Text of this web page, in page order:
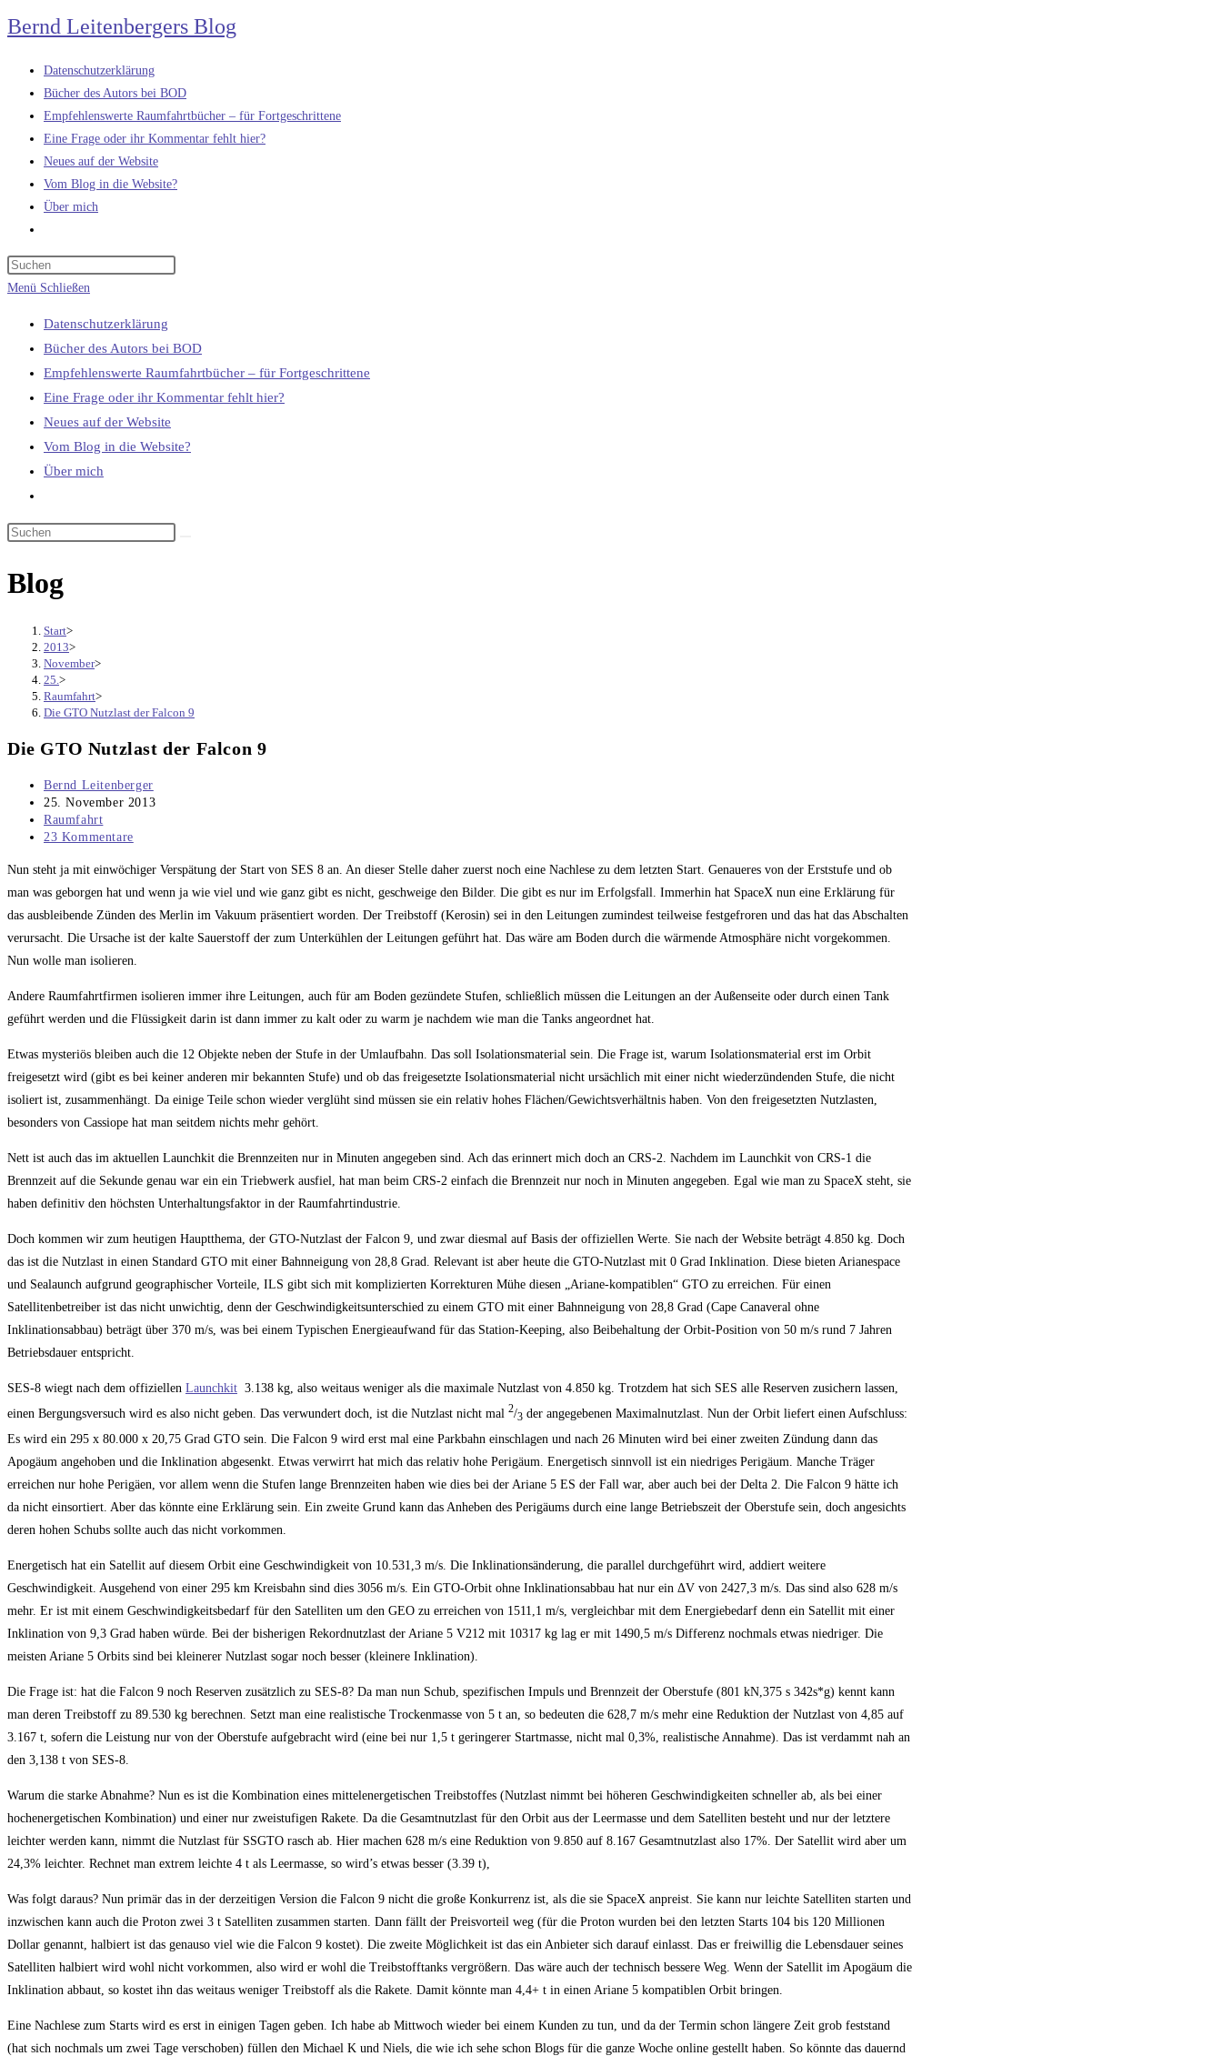
Zum
Inhalt
springen
Bernd Leitenbergers Blog
Datenschutzerklärung
Bücher des Autors bei BOD
Empfehlenswerte Raumfahrtbücher – für Fortgeschrittene
Eine Frage oder ihr Kommentar fehlt hier?
Neues auf der Website
Vom Blog in die Website?
Über mich
umschalten
Menü Schließen
Datenschutzerklärung
Bücher des Autors bei BOD
Empfehlenswerte Raumfahrtbücher – für Fortgeschrittene
Eine Frage oder ihr Kommentar fehlt hier?
Neues auf der Website
Vom Blog in die Website?
Über mich
umschalten
Blog
Start>
2013>
November>
25. >
Raumfahrt>
Die GTO Nutzlast der Falcon 9
Die GTO Nutzlast der Falcon 9
Beitrags-
Autor:
Bernd Leitenberger
Beitrag
veröffentlicht:
25. November 2013
Beitrags-
Kategorie:
Raumfahrt
Beitrags-
23 Kommentare
Nun steht ja mit einwöchiger Verspätung der Start von SES 8 an. An dieser Stelle daher zuerst noch eine Nachlese zu dem letzten Start. Genaueres von der Erststufe und ob
man was geborgen hat und wenn ja wie viel und wie ganz gibt es nicht, geschweige den Bilder. Die gibt es nur im Erfolgsfall. Immerhin hat SpaceX nun eine Erklärung für
das ausbleibende Zünden des Merlin im Vakuum präsentiert worden. Der Treibstoff (Kerosin) sei in den Leitungen zumindest teilweise festgefroren und das hat das Abschalten
verursacht. Die Ursache ist der kalte Sauerstoff der zum Unterkühlen der Leitungen geführt hat. Das wäre am Boden durch die wärmende Atmosphäre nicht vorgekommen.
Nun wolle man isolieren.
Andere Raumfahrtfirmen isolieren immer ihre Leitungen, auch für am Boden gezündete Stufen, schließlich müssen die Leitungen an der Außenseite oder durch einen Tank
geführt werden und die Flüssigkeit darin ist dann immer zu kalt oder zu warm je nachdem wie man die Tanks angeordnet hat.
Etwas mysteriös bleiben auch die 12 Objekte neben der Stufe in der Umlaufbahn. Das soll Isolationsmaterial sein. Die Frage ist, warum Isolationsmaterial erst im Orbit
freigesetzt wird (gibt es bei keiner anderen mir bekannten Stufe) und ob das freigesetzte Isolationsmaterial nicht ursächlich mit einer nicht wiederzündenden Stufe, die nicht
isoliert ist, zusammenhängt. Da einige Teile schon wieder verglüht sind müssen sie ein relativ hohes Flächen/Gewichtsverhältnis haben. Von den freigesetzten Nutzlasten,
besonders von Cassiope hat man seitdem nichts mehr gehört.
Nett ist auch das im aktuellen Launchkit die Brennzeiten nur in Minuten angegeben sind. Ach das erinnert mich doch an CRS-2. Nachdem im Launchkit von CRS-1 die
Brennzeit auf die Sekunde genau war ein ein Triebwerk ausfiel, hat man beim CRS-2 einfach die Brennzeit nur noch in Minuten angegeben. Egal wie man zu SpaceX steht, sie
haben definitiv den höchsten Unterhaltungsfaktor in der Raumfahrtindustrie.
Doch kommen wir zum heutigen Hauptthema, der GTO-Nutzlast der Falcon 9, und zwar diesmal auf Basis der offiziellen Werte. Sie nach der Website beträgt 4.850 kg. Doch
das ist die Nutzlast in einen Standard GTO mit einer Bahnneigung von 28,8 Grad. Relevant ist aber heute die GTO-Nutzlast mit 0 Grad Inklination. Diese bieten Arianespace
und Sealaunch aufgrund geographischer Vorteile, ILS gibt sich mit komplizierten Korrekturen Mühe diesen „Ariane-kompatiblen“ GTO zu erreichen. Für einen
Satellitenbetreiber ist das nicht unwichtig, denn der Geschwindigkeitsunterschied zu einem GTO mit einer Bahnneigung von 28,8 Grad (Cape Canaveral ohne
Inklinationsabbau) beträgt über 370 m/s, was bei einem Typischen Energieaufwand für das Station-Keeping, also Beibehaltung der Orbit-Position von 50 m/s rund 7 Jahren
Betriebsdauer entspricht.
SES-8 wiegt nach dem offiziellen Launchkit 3.138 kg, also weitaus weniger als die maximale Nutzlast von 4.850 kg. Trotzdem hat sich SES alle Reserven zusichern lassen,
einen Bergungsversuch wird es also nicht geben. Das verwundert doch, ist die Nutzlast nicht mal 2/3 der angegebenen Maximalnutzlast. Nun der Orbit liefert einen Aufschluss:
Es wird ein 295 x 80.000 x 20,75 Grad GTO sein. Die Falcon 9 wird erst mal eine Parkbahn einschlagen und nach 26 Minuten wird bei einer zweiten Zündung dann das
Apogäum angehoben und die Inklination abgesenkt. Etwas verwirrt hat mich das relativ hohe Perigäum. Energetisch sinnvoll ist ein niedriges Perigäum. Manche Träger
erreichen nur hohe Perigäen, vor allem wenn die Stufen lange Brennzeiten haben wie dies bei der Ariane 5 ES der Fall war, aber auch bei der Delta 2. Die Falcon 9 hätte ich
da nicht einsortiert. Aber das könnte eine Erklärung sein. Ein zweite Grund kann das Anheben des Perigäums durch eine lange Betriebszeit der Oberstufe sein, doch angesichts
deren hohen Schubs sollte auch das nicht vorkommen.
Energetisch hat ein Satellit auf diesem Orbit eine Geschwindigkeit von 10.531,3 m/s. Die Inklinationsänderung, die parallel durchgeführt wird, addiert weitere
Geschwindigkeit. Ausgehend von einer 295 km Kreisbahn sind dies 3056 m/s. Ein GTO-Orbit ohne Inklinationsabbau hat nur ein ΔV von 2427,3 m/s. Das sind also 628 m/s
mehr. Er ist mit einem Geschwindigkeitsbedarf für den Satelliten um den GEO zu erreichen von 1511,1 m/s, vergleichbar mit dem Energiebedarf denn ein Satellit mit einer
Inklination von 9,3 Grad haben würde. Bei der bisherigen Rekordnutzlast der Ariane 5 V212 mit 10317 kg lag er mit 1490,5 m/s Differenz nochmals etwas niedriger. Die
meisten Ariane 5 Orbits sind bei kleinerer Nutzlast sogar noch besser (kleinere Inklination).
Die Frage ist: hat die Falcon 9 noch Reserven zusätzlich zu SES-8? Da man nun Schub, spezifischen Impuls und Brennzeit der Oberstufe (801 kN,375 s 342s*g) kennt kann
man deren Treibstoff zu 89.530 kg berechnen. Setzt man eine realistische Trockenmasse von 5 t an, so bedeuten die 628,7 m/s mehr eine Reduktion der Nutzlast von 4,85 auf
3.167 t, sofern die Leistung nur von der Oberstufe aufgebracht wird (eine bei nur 1,5 t geringerer Startmasse, nicht mal 0,3%, realistische Annahme). Das ist verdammt nah an
den 3,138 t von SES-8.
Warum die starke Abnahme? Nun es ist die Kombination eines mittelenergetischen Treibstoffes (Nutzlast nimmt bei höheren Geschwindigkeiten schneller ab, als bei einer
hochenergetischen Kombination) und einer nur zweistufigen Rakete. Da die Gesamtnutzlast für den Orbit aus der Leermasse und dem Satelliten besteht und nur der letztere
leichter werden kann, nimmt die Nutzlast für SSGTO rasch ab. Hier machen 628 m/s eine Reduktion von 9.850 auf 8.167 Gesamtnutzlast also 17%. Der Satellit wird aber um
24,3% leichter. Rechnet man extrem leichte 4 t als Leermasse, so wird’s etwas besser (3.39 t),
Was folgt daraus? Nun primär das in der derzeitigen Version die Falcon 9 nicht die große Konkurrenz ist, als die sie SpaceX anpreist. Sie kann nur leichte Satelliten starten und
inzwischen kann auch die Proton zwei 3 t Satelliten zusammen starten. Dann fällt der Preisvorteil weg (für die Proton wurden bei den letzten Starts 104 bis 120 Millionen
Dollar genannt, halbiert ist das genauso viel wie die Falcon 9 kostet). Die zweite Möglichkeit ist das ein Anbieter sich darauf einlasst. Das er freiwillig die Lebensdauer seines
Satelliten halbiert wird wohl nicht vorkommen, also wird er wohl die Treibstofftanks vergrößern. Das wäre auch der technisch bessere Weg. Wenn der Satellit im Apogäum die
Inklination abbaut, so kostet ihn das weitaus weniger Treibstoff als die Rakete. Damit könnte man 4,4+ t in einen Ariane 5 kompatiblen Orbit bringen.
Eine Nachlese zum Starts wird es erst in einigen Tagen geben. Ich habe ab Mittwoch wieder bei einem Kunden zu tun, und da der Termin schon längere Zeit grob feststand
(hat sich nochmals um zwei Tage verschoben) füllen den Michael K und Niels, die wie ich sehe schon Blogs für die ganze Woche online gestellt haben. So könnte das dauernd